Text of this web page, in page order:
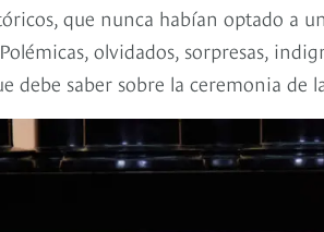
que nunca habían optado a
olvidados, sorpresas,
debe saber sobre la ceremonia de